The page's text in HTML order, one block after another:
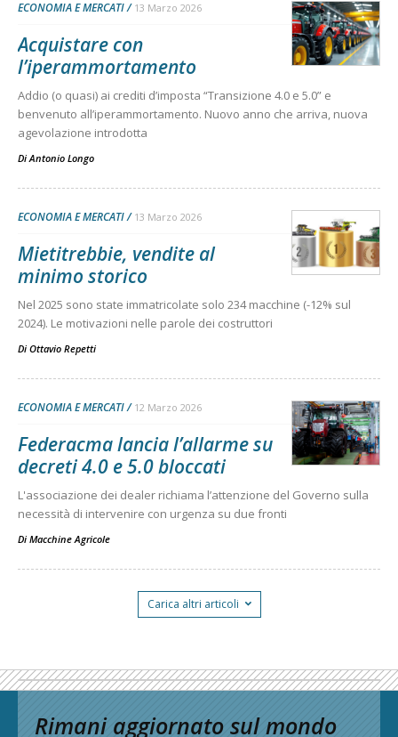
ECONOMIA E MERCATI 13 Marzo 2026
Acquistare con
l’iperammortamento
Addio (o quasi) ai crediti d’imposta “Transizione 4.0 e 5.0” e
benvenuto all’iperammortamento. Nuovo anno che arriva, nuova
agevolazione introdotta
Di Antonio Longo
ECONOMIA E MERCATI 13 Marzo 2026
Mietitrebbie, vendite al
minimo storico
Nel 2025 sono state immatricolate solo 234 macchine (-12% sul
2024). Le motivazioni nelle parole dei costruttori
Di Ottavio Repetti
ECONOMIA E MERCATI 12 Marzo 2026
Federacma lancia l’allarme su
decreti 4.0 e 5.0 bloccati
L'associazione dei dealer richiama l’attenzione del Governo sulla
necessità di intervenire con urgenza su due fronti
Di Macchine Agricole
Carica altri articoli
Rimani aggiornato sul mondo